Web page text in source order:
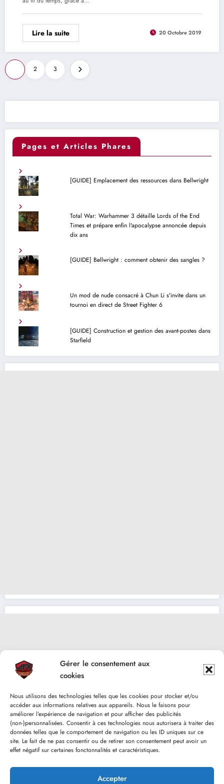
Gérer le consentement aux
cookies
Nous utilisons des technologies telles que les cookies pour stocker et/ou
accéder aux informations relatives aux appareils. Nous le faisons pour
améliorer l’expérience de navigation et pour afficher des publicités
(non-)personnalisées. Consentir à ces technologies nous autorisera à traiter des
données telles que le comportement de navigation ou les ID uniques sur ce
site. Le fait de ne pas consentir ou de retirer son consentement peut avoir un
effet négatif sur certaines fonctonnalités et caractéristiques.
Accepter
Lire la suite 20 Octobre 2019
Pagination
des
publications
2 3
Pages et Articles Phares
[GUIDE] Emplacement des ressources dans Bellwright
Total War: Warhammer 3 détaille Lords of the End
Times et prépare enfin l'apocalypse annoncée depuis
dix ans
[GUIDE] Bellwright : comment obtenir des sangles ?
Un mod de nude consacré à Chun Li s'invite dans un
tournoi en direct de Street Fighter 6
[GUIDE] Construction et gestion des avant-postes dans
Starfield